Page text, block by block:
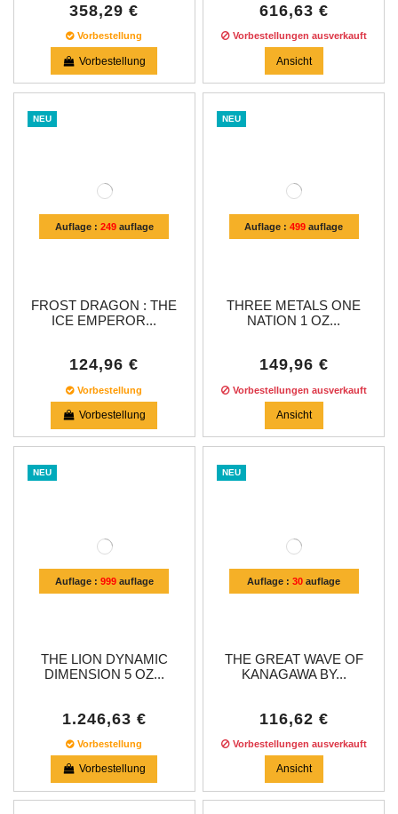
358,29 €
Vorbestellung
Vorbestellung
616,63 €
Vorbestellungen ausverkauft
Ansicht
Auflage : 249auflage
NEU
FROST DRAGON : THE
ICE EMPEROR...
124,96 €
Vorbestellung
Vorbestellung
Auflage :499 auflage
NEU
THREE METALS ONE
NATION 1 OZ...
149,96 €
Vorbestellungen ausverkauft
Ansicht
Auflage : 999auflage
NEU
THE LION DYNAMIC
DIMENSION 5 OZ...
1.246,63 €
Vorbestellung
Vorbestellung
Auflage :30 auflage
NEU
THE GREAT WAVE OF
KANAGAWA BY...
116,62 €
Vorbestellungen ausverkauft
Ansicht